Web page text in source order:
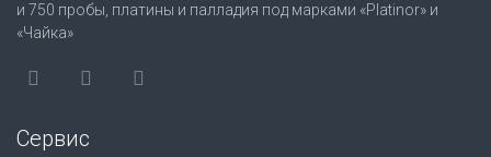
и 750 пробы, платины и палладия под марками «Platinor» и
«Чайка»
Сервис